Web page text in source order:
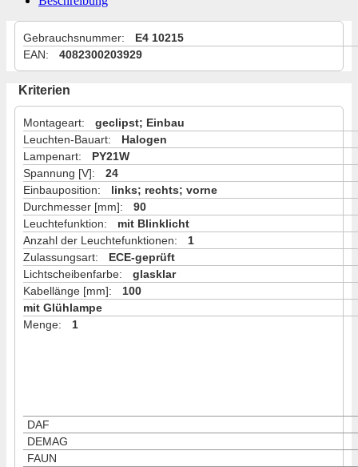
Gebrauchsnummer:
E4 10215
EAN: 4082300203929
Kriterien
Montageart:
geclipst; Einbau
Leuchten-Bauart:
Halogen
Lampenart:
PY21W
Spannung [V]:
24
Einbauposition:
links; rechts; vorne
Durchmesser [mm]:
90
Leuchtefunktion:
mit Blinklicht
Anzahl der Leuchtefunktionen:
1
Zulassungsart:
ECE-geprüft
Lichtscheibenfarbe:
glasklar
Kabellänge [mm]:
100
mit Glühlampe
Menge: 1
DAF
DEMAG
FAUN